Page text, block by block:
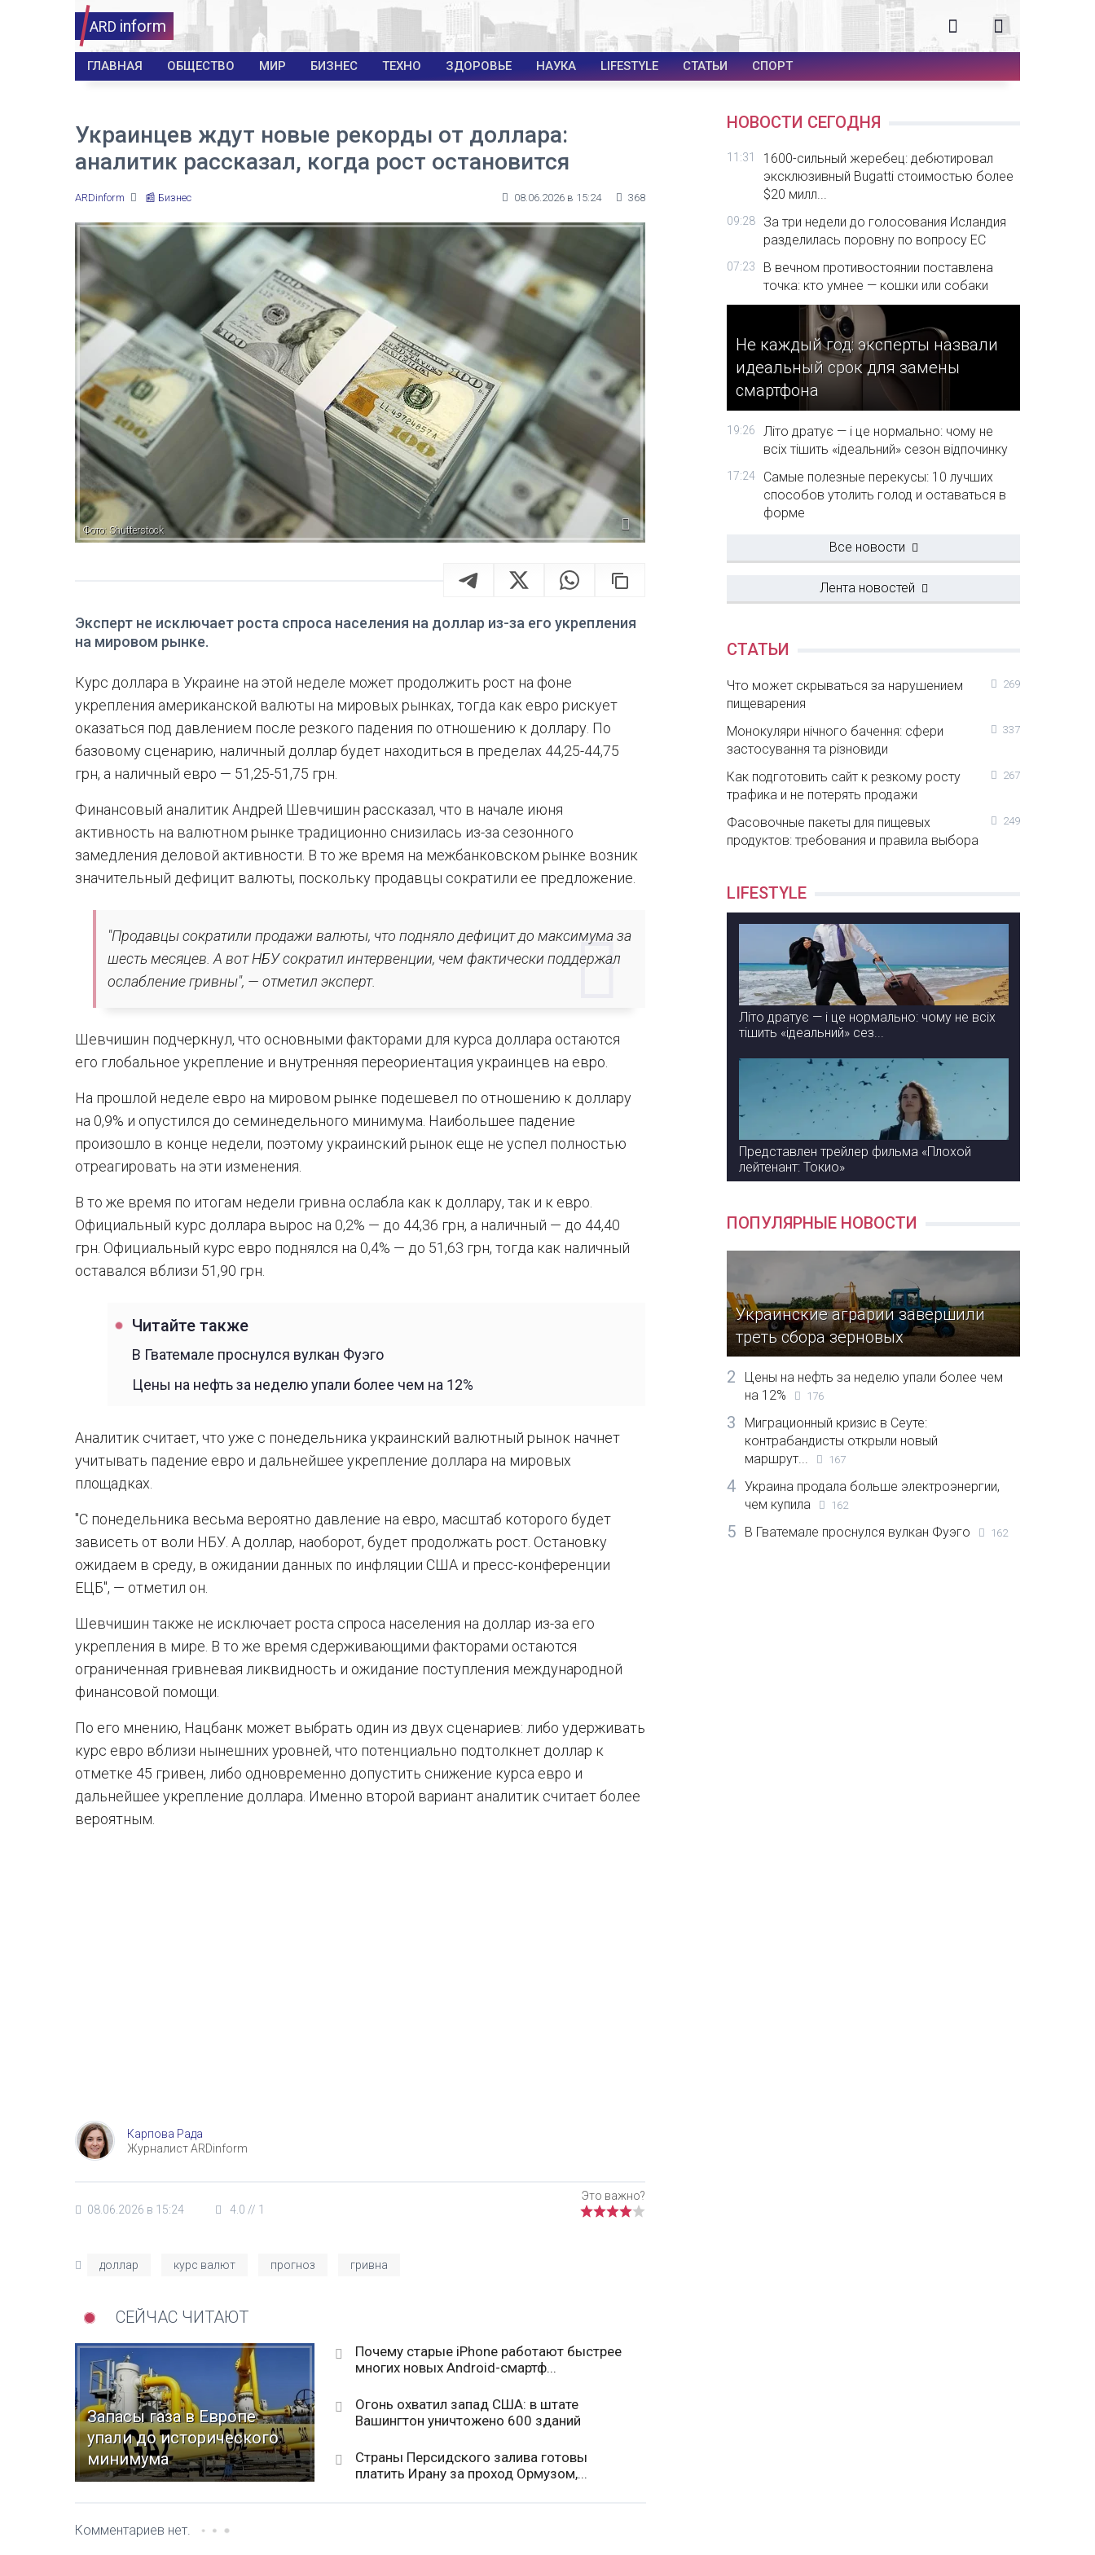
ARD inform
ГЛАВНАЯ ОБЩЕСТВО МИР БИЗНЕС ТЕХНО ЗДОРОВЬЕ НАУКА LIFESTYLE СТАТЬИ СПОРТ
Украинцев ждут новые рекорды от доллара:
аналитик рассказал, когда рост остановится
ARDinform 📰 Бизнес 08.06.2026 в 15:24 368
Фото: Shutterstock
Эксперт не исключает роста спроса населения на доллар из-за его укрепления
на мировом рынке.
Курс доллара в Украине на этой неделе может продолжить рост на фоне
укрепления американской валюты на мировых рынках, тогда как евро рискует
оказаться под давлением после резкого падения по отношению к доллару. По
базовому сценарию, наличный доллар будет находиться в пределах 44,25-44,75
грн, а наличный евро — 51,25-51,75 грн.
Финансовый аналитик Андрей Шевчишин рассказал, что в начале июня
активность на валютном рынке традиционно снизилась из-за сезонного
замедления деловой активности. В то же время на межбанковском рынке возник
значительный дефицит валюты, поскольку продавцы сократили ее предложение.
"Продавцы сократили продажи валюты, что подняло дефицит до максимума за
шесть месяцев. А вот НБУ сократил интервенции, чем фактически поддержал
ослабление гривны", — отметил эксперт.
Шевчишин подчеркнул, что основными факторами для курса доллара остаются
его глобальное укрепление и внутренняя переориентация украинцев на евро.
На прошлой неделе евро на мировом рынке подешевел по отношению к доллару
на 0,9% и опустился до семинедельного минимума. Наибольшее падение
произошло в конце недели, поэтому украинский рынок еще не успел полностью
отреагировать на эти изменения.
В то же время по итогам недели гривна ослабла как к доллару, так и к евро.
Официальный курс доллара вырос на 0,2% — до 44,36 грн, а наличный — до 44,40
грн. Официальный курс евро поднялся на 0,4% — до 51,63 грн, тогда как наличный
оставался вблизи 51,90 грн.
Читайте также
В Гватемале проснулся вулкан Фуэго
Цены на нефть за неделю упали более чем на 12%
Аналитик считает, что уже с понедельника украинский валютный рынок начнет
учитывать падение евро и дальнейшее укрепление доллара на мировых
площадках.
"С понедельника весьма вероятно давление на евро, масштаб которого будет
зависеть от воли НБУ. А доллар, наоборот, будет продолжать рост. Остановку
ожидаем в среду, в ожидании данных по инфляции США и пресс-конференции
ЕЦБ", — отметил он.
Шевчишин также не исключает роста спроса населения на доллар из-за его
укрепления в мире. В то же время сдерживающими факторами остаются
ограниченная гривневая ликвидность и ожидание поступления международной
финансовой помощи.
По его мнению, Нацбанк может выбрать один из двух сценариев: либо удерживать
курс евро вблизи нынешних уровней, что потенциально подтолкнет доллар к
отметке 45 гривен, либо одновременно допустить снижение курса евро и
дальнейшее укрепление доллара. Именно второй вариант аналитик считает более
вероятным.
Карпова Рада
Журналист ARDinform
08.06.2026 в 15:24 4.0 // 1
доллар курс валют прогноз гривна
СЕЙЧАС ЧИТАЮТ
Запасы газа в Европе
упали до исторического
минимума
Почему старые iPhone работают быстрее
многих новых Android-смартф...
Огонь охватил запад США: в штате
Вашингтон уничтожено 600 зданий
Страны Персидского залива готовы
платить Ирану за проход Ормузом,...
Комментариев нет.
НОВОСТИ СЕГОДНЯ
11:31
1600-сильный жеребец: дебютировал
эксклюзивный Bugatti стоимостью более
$20 милл...
09:28
За три недели до голосования Исландия
разделилась поровну по вопросу ЕС
07:23
В вечном противостоянии поставлена
точка: кто умнее — кошки или собаки
Не каждый год: эксперты назвали
идеальный срок для замены
смартфона
19:26
Літо дратує — і це нормально: чому не
всіх тішить «ідеальний» сезон відпочинку
17:24
Самые полезные перекусы: 10 лучших
способов утолить голод и оставаться в
форме
Все новости
Лента новостей
СТАТЬИ
Что может скрываться за нарушением
пищеварения
269
Монокуляри нічного бачення: сфери
застосування та різновиди
337
Как подготовить сайт к резкому росту
трафика и не потерять продажи
267
Фасовочные пакеты для пищевых
продуктов: требования и правила выбора
249
LIFESTYLE
Літо дратує — і це нормально: чому не всіх
тішить «ідеальний» сез...
Представлен трейлер фильма «Плохой
лейтенант: Токио»
ПОПУЛЯРНЫЕ НОВОСТИ
Украинские аграрии завершили
треть сбора зерновых
2
Цены на нефть за неделю упали более чем
на 12%
176
3
Миграционный кризис в Сеуте:
контрабандисты открыли новый
маршрут...
167
4
Украина продала больше электроэнергии,
чем купила
162
5 В Гватемале проснулся вулкан Фуэго 162